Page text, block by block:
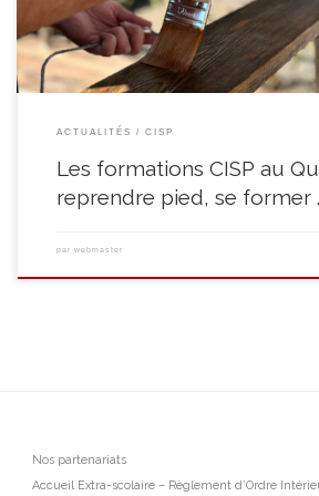
ACTUALITÉS CISP
Les formations CISP au
reprendre pied, se former
par webmaster
Nos partenariats
Accueil Extra-scolaire – Règlement d’Ordre